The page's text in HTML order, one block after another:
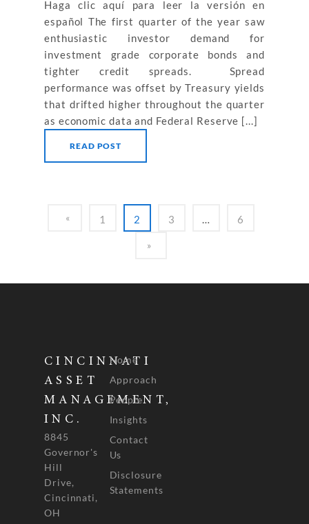
Haga clic aquí para leer la versión en
español The first quarter of the year saw
enthusiastic investor demand for
investment grade corporate bonds and
tighter credit spreads. Spread
performance was offset by Treasury yields
that drifted higher throughout the quarter
as economic data and Federal Reserve [...]
READ POST
1 2 3 … 6
CINCINNATI
ASSET
MANAGEMENT,
INC.
8845
Governor's
Hill
Drive,
Cincinnati,
OH
Home
Approach
People
Insights
Contact
Us
Disclosure
Statements